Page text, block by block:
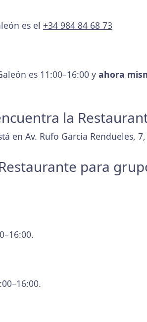
es el +34 984 84 68 73
es 11:00–16:00 y ahora
la
en Av. Rufo García Rendueles,
para